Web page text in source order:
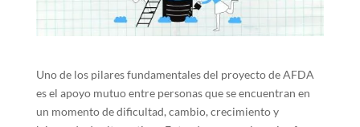
Uno de los pilares fundamentales del proyecto de AFDA
es el apoyo mutuo entre personas que se encuentran en
un momento de dificultad, cambio, crecimiento y